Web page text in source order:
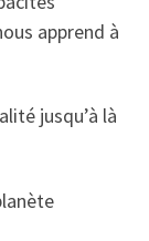
apprend à
jusqu’à là